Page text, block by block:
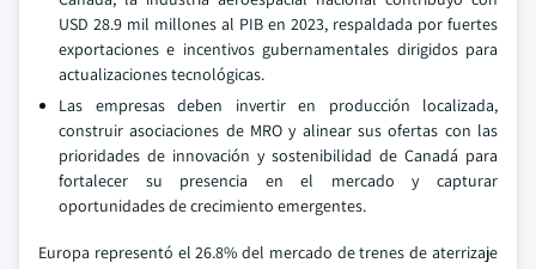
USD 28.9 mil millones al PIB en 2023, respaldada por fuertes
exportaciones e incentivos gubernamentales dirigidos para
actualizaciones tecnológicas.
Las empresas deben invertir en producción localizada,
construir asociaciones de MRO y alinear sus ofertas con las
prioridades de innovación y sostenibilidad de Canadá para
fortalecer su presencia en el mercado y capturar
oportunidades de crecimiento emergentes.
Europa representó el 26.8% del mercado de trenes de aterrizaje